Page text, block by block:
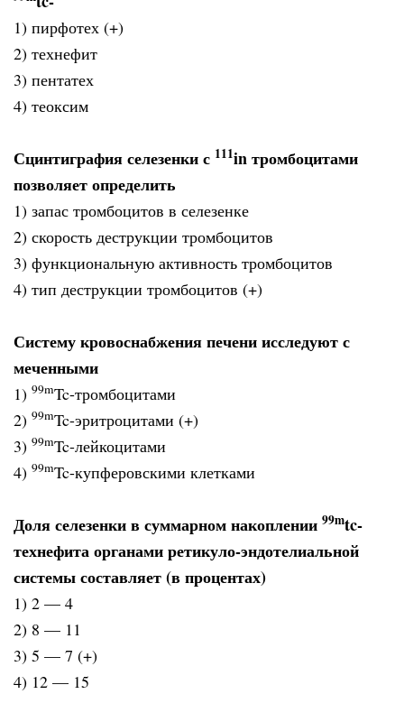
1) пирфотех (+)
2) технефит
3) пентатех
4) теоксим
Сцинтиграфия селезенки с 111in тромбоцитами
позволяет определить
1) запас тромбоцитов в селезенке
2) скорость деструкции тромбоцитов
3) функциональную активность тромбоцитов
4) тип деструкции тромбоцитов (+)
Систему кровоснабжения печени исследуют с
меченными
1) 99mTc-тромбоцитами
2) 99mTc-эритроцитами (+)
3) 99mTc-лейкоцитами
4) 99mTc-купферовскими клетками
Доля селезенки в суммарном накоплении 99mtc-
технефита органами ретикуло-эндотелиальной
системы составляет (в процентах)
1) 2 — 4
2) 8 — 11
3) 5 — 7 (+)
4) 12 — 15